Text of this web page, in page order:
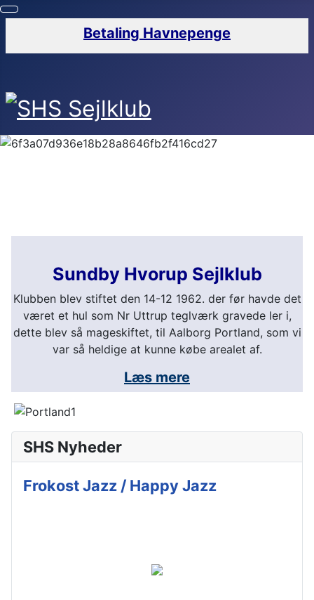
Betaling Havnepenge
Sundby Hvorup Sejlklub
Klubben blev stiftet den 14-12 1962. der før havde det
været et hul som Nr Uttrup teglværk gravede ler i,
dette blev så mageskiftet, til Aalborg Portland, som vi
var så heldige at kunne købe arealet af.
Læs mere
SHS Nyheder
Frokost Jazz / Happy Jazz